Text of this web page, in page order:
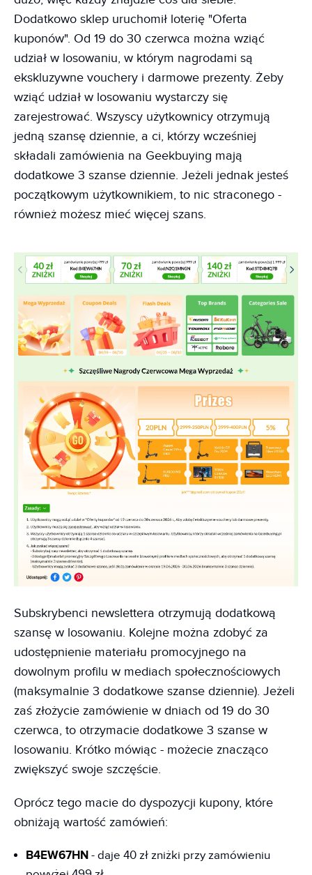
Dodatkowo sklep uruchomił loterię "Oferta
kuponów". Od 19 do 30 czerwca można wziąć
udział w losowaniu, w którym nagrodami są
ekskluzywne vouchery i darmowe prezenty. Żeby
wziąć udział w losowaniu wystarczy się
zarejestrować. Wszyscy użytkownicy otrzymują
jedną szansę dziennie, a ci, którzy wcześniej
składali zamówienia na Geekbuying mają
dodatkowe 3 szanse dziennie. Jeżeli jednak jesteś
początkowym użytkownikiem, to nic straconego -
również możesz mieć więcej szans.
Subskrybenci newslettera otrzymują dodatkową
szansę w losowaniu. Kolejne można zdobyć za
udostępnienie materiału promocyjnego na
dowolnym profilu w mediach społecznościowych
(maksymalnie 3 dodatkowe szanse dziennie). Jeżeli
zaś złożycie zamówienie w dniach od 19 do 30
czerwca, to otrzymacie dodatkowe 3 szanse w
losowaniu. Krótko mówiąc - możecie znacząco
zwiększyć swoje szczęście.
Oprócz tego macie do dyspozycji kupony, które
obniżają wartość zamówień:
B4EW67HN - daje 40 zł zniżki przy zamówieniu